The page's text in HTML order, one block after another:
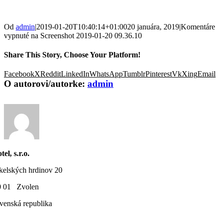
Od admin|2019-01-20T10:40:14+01:0020 januára, 2019|Komentáre
vypnuté na Screenshot 2019-01-20 09.36.10
Share This Story, Choose Your Platform!
FacebookXRedditLinkedInWhatsAppTumblrPinterestVkXingEmail
O autorovi/autorke: admin
s.r.o.
hrdinov 20
01 Zvolen
republika